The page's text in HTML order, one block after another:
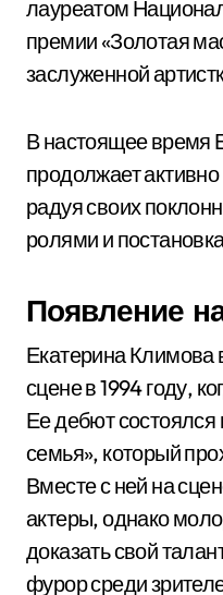
лауреатом
премии «Золотая
заслуженной
В настоящее время
продолжает активно
радуя своих
ролями и
Появление
Екатерина Климова
сцене в 1994 году,
Ее дебют состоялся
семья», который
Вместе с ней на
актеры, однако
доказать свой
фурор среди